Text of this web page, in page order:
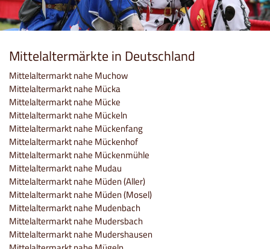
Mittelaltermärkte in Deutschland
Mittelaltermarkt nahe Muchow
Mittelaltermarkt nahe Mücka
Mittelaltermarkt nahe Mücke
Mittelaltermarkt nahe Mückeln
Mittelaltermarkt nahe Mückenfang
Mittelaltermarkt nahe Mückenhof
Mittelaltermarkt nahe Mückenmühle
Mittelaltermarkt nahe Mudau
Mittelaltermarkt nahe Müden (Aller)
Mittelaltermarkt nahe Müden (Mosel)
Mittelaltermarkt nahe Mudenbach
Mittelaltermarkt nahe Mudersbach
Mittelaltermarkt nahe Mudershausen